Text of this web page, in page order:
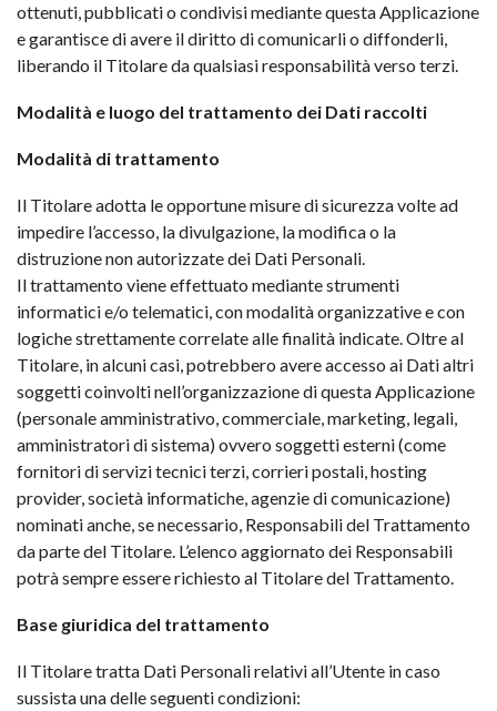
ottenuti, pubblicati o condivisi mediante questa Applicazione
e garantisce di avere il diritto di comunicarli o diffonderli,
liberando il Titolare da qualsiasi responsabilità verso terzi.
Modalità e luogo del trattamento dei Dati raccolti
Modalità di trattamento
Il Titolare adotta le opportune misure di sicurezza volte ad
impedire l’accesso, la divulgazione, la modifica o la
distruzione non autorizzate dei Dati Personali.
Il trattamento viene effettuato mediante strumenti
informatici e/o telematici, con modalità organizzative e con
logiche strettamente correlate alle finalità indicate. Oltre al
Titolare, in alcuni casi, potrebbero avere accesso ai Dati altri
soggetti coinvolti nell’organizzazione di questa Applicazione
(personale amministrativo, commerciale, marketing, legali,
amministratori di sistema) ovvero soggetti esterni (come
fornitori di servizi tecnici terzi, corrieri postali, hosting
provider, società informatiche, agenzie di comunicazione)
nominati anche, se necessario, Responsabili del Trattamento
da parte del Titolare. L’elenco aggiornato dei Responsabili
potrà sempre essere richiesto al Titolare del Trattamento.
Base giuridica del trattamento
Il Titolare tratta Dati Personali relativi all’Utente in caso
sussista una delle seguenti condizioni: